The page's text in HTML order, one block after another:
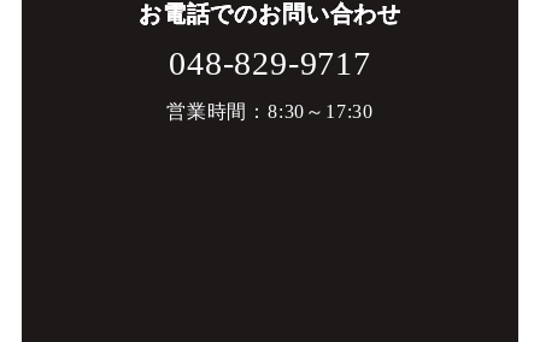
お電話でのお問 い合わせ
048-829-9717
営業時間：8:30～17:30